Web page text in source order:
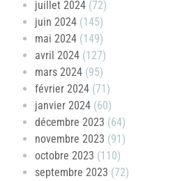
juillet 2024 (72)
juin 2024 (145)
mai 2024 (149)
avril 2024 (127)
mars 2024 (95)
février 2024 (71)
janvier 2024 (60)
décembre 2023 (64)
novembre 2023 (91)
octobre 2023 (110)
septembre 2023 (72)